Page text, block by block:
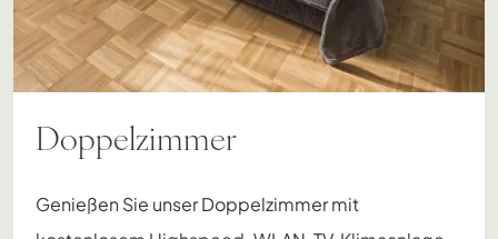
Doppelzimmer
Genießen Sie unser Doppelzimmer mit